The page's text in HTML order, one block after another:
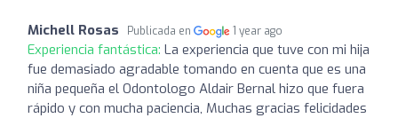
Michell Rosas Publicada en 1 year ago
Experiencia fantástica: La experiencia que tuve con mi hija
fue demasiado agradable tomando en cuenta que es una
niña pequeña el Odontologo Aldair Bernal hizo que fuera
rápido y con mucha paciencia, Muchas gracias felicidades